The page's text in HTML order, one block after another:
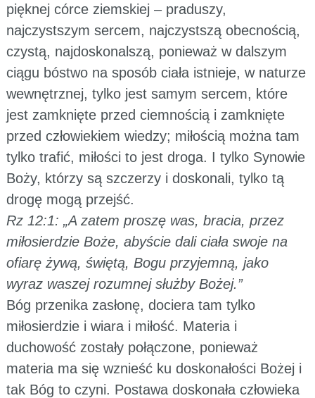
pięknej córce ziemskiej – praduszy,
najczystszym sercem, najczystszą obecnością,
czystą, najdoskonalszą, ponieważ w dalszym
ciągu bóstwo na sposób ciała istnieje, w naturze
wewnętrznej, tylko jest samym sercem, które
jest zamknięte przed ciemnością i zamknięte
przed człowiekiem wiedzy; miłością można tam
tylko trafić, miłości to jest droga. I tylko Synowie
Boży, którzy są szczerzy i doskonali, tylko tą
drogę mogą przejść.
Rz 12:1: „A zatem proszę was, bracia, przez
miłosierdzie Boże, abyście dali ciała swoje na
ofiarę żywą, świętą, Bogu przyjemną, jako
wyraz waszej rozumnej służby Bożej.”
Bóg przenika zasłonę, dociera tam tylko
miłosierdzie i wiara i miłość. Materia i
duchowość zostały połączone, ponieważ
materia ma się wznieść ku doskonałości Bożej i
tak Bóg to czyni. Postawa doskonała człowieka